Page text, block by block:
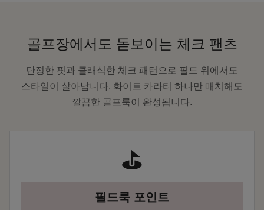
골프장에서도 돋보이는 체크 팬츠
단정한 핏과 클래식한 체크 패턴으로 필드 위에서도
스타일이 살아납니다. 화이트 카라티 하나만 매치해도
깔끔한 골프룩이 완성됩니다.
⛳
필드룩 포인트